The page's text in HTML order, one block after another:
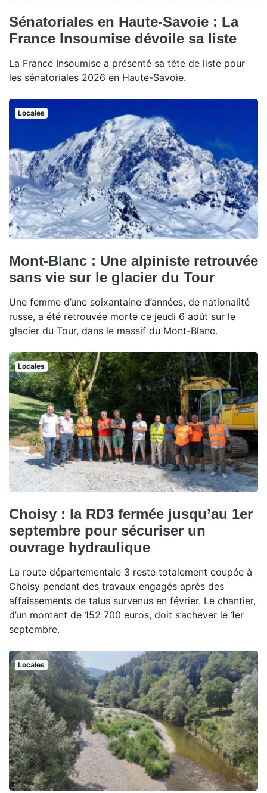
Sénatoriales en Haute-Savoie : La
France Insoumise dévoile sa liste
La France Insoumise a présenté sa tête de liste pour
les sénatoriales 2026 en Haute-Savoie.
Locales
Mont-Blanc : Une alpiniste retrouvée
sans vie sur le glacier du Tour
Une femme d’une soixantaine d’années, de nationalité
russe, a été retrouvée morte ce jeudi 6 août sur le
glacier du Tour, dans le massif du Mont-Blanc.
Locales
Choisy : la RD3 fermée jusqu’au 1er
septembre pour sécuriser un
ouvrage hydraulique
La route départementale 3 reste totalement coupée à
Choisy pendant des travaux engagés après des
affaissements de talus survenus en février. Le chantier,
d’un montant de 152 700 euros, doit s’achever le 1er
septembre.
Locales